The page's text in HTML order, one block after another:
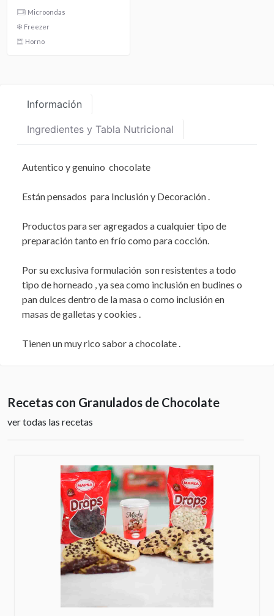
Microondas
Freezer
Horno
Información
Ingredientes y Tabla Nutricional
Autentico y genuino chocolate
Están pensados para Inclusión y Decoración .
Productos para ser agregados a cualquier tipo de
preparación tanto en frío como para cocción.
Por su exclusiva formulación son resistentes a todo
tipo de horneado , ya sea como inclusión en budines o
pan dulces dentro de la masa o como inclusión en
masas de galletas y cookies .
Tienen un muy rico sabor a chocolate .
Recetas con Granulados de Chocolate
ver todas las recetas